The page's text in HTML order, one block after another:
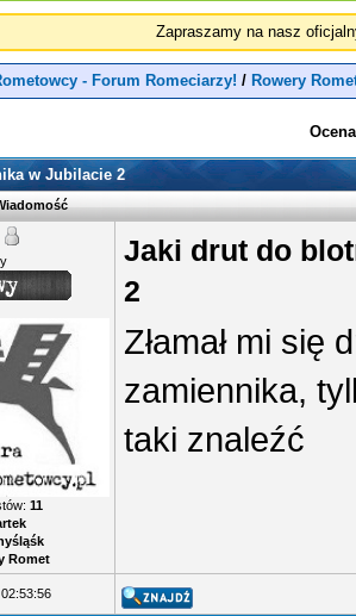
Zapraszamy na nasz
- Forum Romeciarzy! / Rowery
w Jubilacie 2
11
Romet
Jaki drut do
2
Złamał mi się
zamiennika,
taki znaleźć